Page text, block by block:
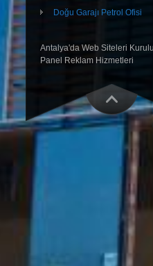
Doğu Garajı Petrol Ofisi
Antalya'da Web Siteleri
Panel Reklam Hizmetleri